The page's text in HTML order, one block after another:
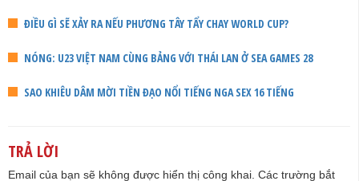
ĐIỀU GÌ SẼ XẢY RA NẾU PHƯƠNG TÂY TẨY CHAY WORLD CUP?
NÓNG: U23 VIỆT NAM CÙNG BẢNG VỚI THÁI LAN Ở SEA GAMES 28
SAO KHIÊU DÂM MỜI TIỀN ĐẠO NỔI TIẾNG NGA SEX 16 TIẾNG
TRẢ LỜI
Email của bạn sẽ không được hiển thị công khai. Các trường bắt